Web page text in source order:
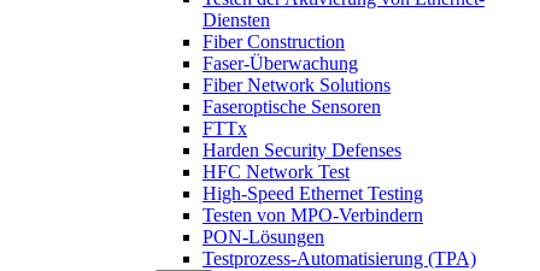
Diensten
Fiber Construction
Faser-Überwachung
Fiber Network Solutions
Faseroptische Sensoren
FTTx
Harden Security Defenses
HFC Network Test
High-Speed Ethernet Testing
Testen von MPO-Verbindern
PON-Lösungen
Testprozess-Automatisierung (TPA)